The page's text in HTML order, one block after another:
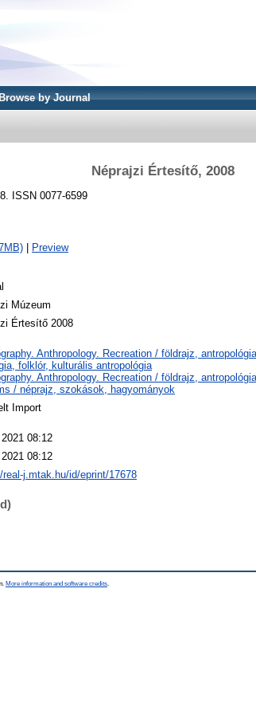
by Journal
Néprajzi Értesítő, 2008
ISSN 0077-6599
Preview
Múzeum
Értesítő 2008
Anthropology. Recreation / földrajz,
folklór, kulturális antropológia
Anthropology. Recreation / földrajz,
/ néprajz, szokások, hagyományok
Import
08:12
08:12
real-j.mtak.hu/id/eprint/17678
More information and software credits